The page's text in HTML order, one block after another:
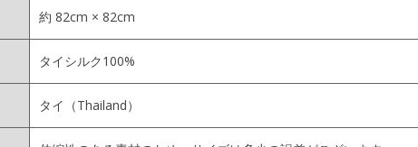
約 82cm × 82cm
タイシルク100%
タイ（Thailand）